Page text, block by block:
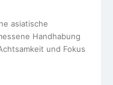
asiatische
Handhabung
und Fokus